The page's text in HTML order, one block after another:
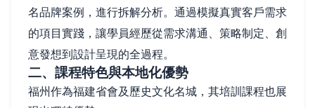
名品牌案例，進行拆解分析。通過模擬真實客戶需求
的項目實踐，讓學員經歷從需求溝通、策略制定、創
意發想到設計呈現的全過程。
二、課程特色與本地化優勢
福州作為福建省會及歷史文化名城，其培訓課程也展